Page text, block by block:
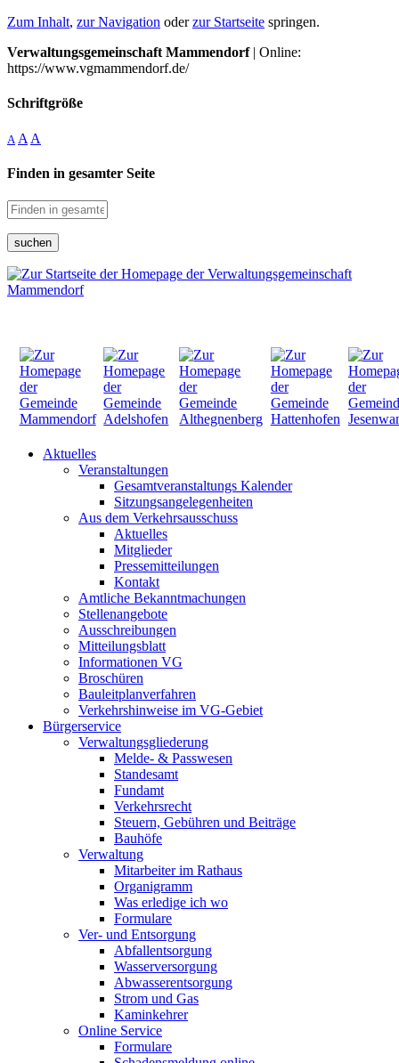
Zum Inhalt, zur Navigation oderzur Startseite springen.
Verwaltungsgemeinschaft Mammendorf| Online:
https://www.vgmammendorf.de/
Schriftgröße
A A A
Finden in gesamter Seite
suchen
Aktuelles
Veranstaltungen
Gesamtveranstaltungs Kalender
Sitzungsangelegenheiten
Aus dem Verkehrsausschuss
Aktuelles
Mitglieder
Pressemitteilungen
Kontakt
Amtliche Bekanntmachungen
Stellenangebote
Ausschreibungen
Mitteilungsblatt
Informationen VG
Broschüren
Bauleitplanverfahren
Verkehrshinweise im VG-Gebiet
Bürgerservice
Verwaltungsgliederung
Melde- & Passwesen
Standesamt
Fundamt
Verkehrsrecht
Steuern, Gebühren und Beiträge
Bauhöfe
Verwaltung
Mitarbeiter im Rathaus
Organigramm
Was erledige ich wo
Formulare
Ver- und Entsorgung
Abfallentsorgung
Wasserversorgung
Abwasserentsorgung
Strom und Gas
Kaminkehrer
Online Service
Formulare